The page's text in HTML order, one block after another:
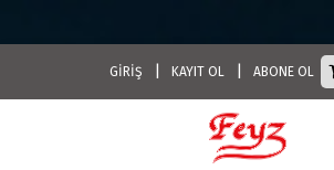
GİRİŞ KAYIT OL ABONE OL